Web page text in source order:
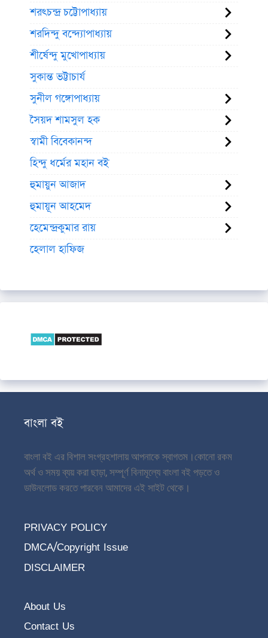
শরৎচন্দ্র চট্টোপাধ্যায়
শরদিন্দু বন্দ্যোপাধ্যায়
শীর্ষেন্দু মুখোপাধ্যায়
সুকান্ত ভট্টাচার্য
সুনীল গঙ্গোপাধ্যায়
সৈয়দ শামসুল হক
স্বামী বিবেকানন্দ
হিন্দু ধর্মের মহান বই
হুমায়ুন আজাদ
হুমায়ূন আহমেদ
হেমেন্দ্রকুমার রায়
হেলাল হাফিজ
বাংলা বই
বাংলা বই এর বিশাল সংগ্রহশালায় আপনাকে স্বাগতম।কোনো রকম
অর্থ ও সময় ব্যয় করা ছাড়া, সম্পূর্ণ বিনামূল্যে বাংলা বই পড়তে ও
ডাউনলোড করতে পারবেন আমাদের এই সাইট থেকে।
PRIVACY POLICY
DMCA/Copyright Issue
DISCLAIMER
About Us
Contact Us